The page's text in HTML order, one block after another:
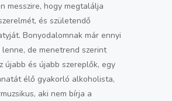
messzire, hogy megtalálja
és születendő
Bonyodalomnak már ennyi
de menetrend szerint
újabb és újabb szereplők, egy
élő gyakorló alkoholista,
aki nem bírja a